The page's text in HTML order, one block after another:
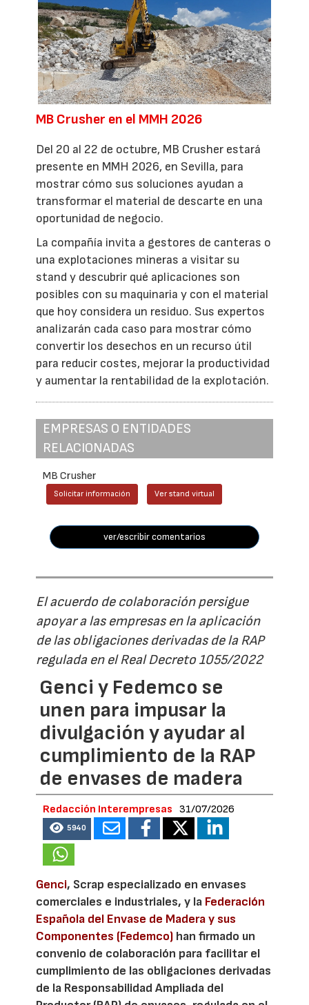
MB Crusher en el MMH 2026
Del 20 al 22 de octubre, MB Crusher estará
presente en MMH 2026, en Sevilla, para
mostrar cómo sus soluciones ayudan a
transformar el material de descarte en una
oportunidad de negocio.
La compañía invita a gestores de canteras o
una explotaciones mineras a visitar su
stand y descubrir qué aplicaciones son
posibles con su maquinaria y con el material
que hoy considera un residuo. Sus expertos
analizarán cada caso para mostrar cómo
convertir los desechos en un recurso útil
para reducir costes, mejorar la productividad
y aumentar la rentabilidad de la explotación.
EMPRESAS O ENTIDADES
RELACIONADAS
MB Crusher
Solicitar información Ver stand virtual
ver/escribir comentarios
El acuerdo de colaboración persigue
apoyar a las empresas en la aplicación
de las obligaciones derivadas de la RAP
regulada en el Real Decreto 1055/2022
Genci y Fedemco se
unen para impusar la
divulgación y ayudar al
cumplimiento de la RAP
de envases de madera
Redacción Interempresas 31/07/2026
5940
Genci, Scrap especializado en envases
comerciales e industriales, y la Federación
Española del Envase de Madera y sus
Componentes (Fedemco) han firmado un
convenio de colaboración para facilitar el
cumplimiento de las obligaciones derivadas
de la Responsabilidad Ampliada del